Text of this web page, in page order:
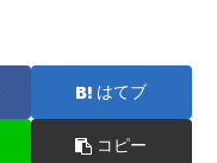
はてブ
コピー